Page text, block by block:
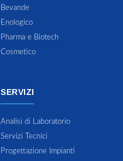
Bevande
Enologico
Pharma e Biotech
Cosmetico
SERVIZI
Analisi di Laboratorio
Servizi Tecnici
Progettazione Impianti